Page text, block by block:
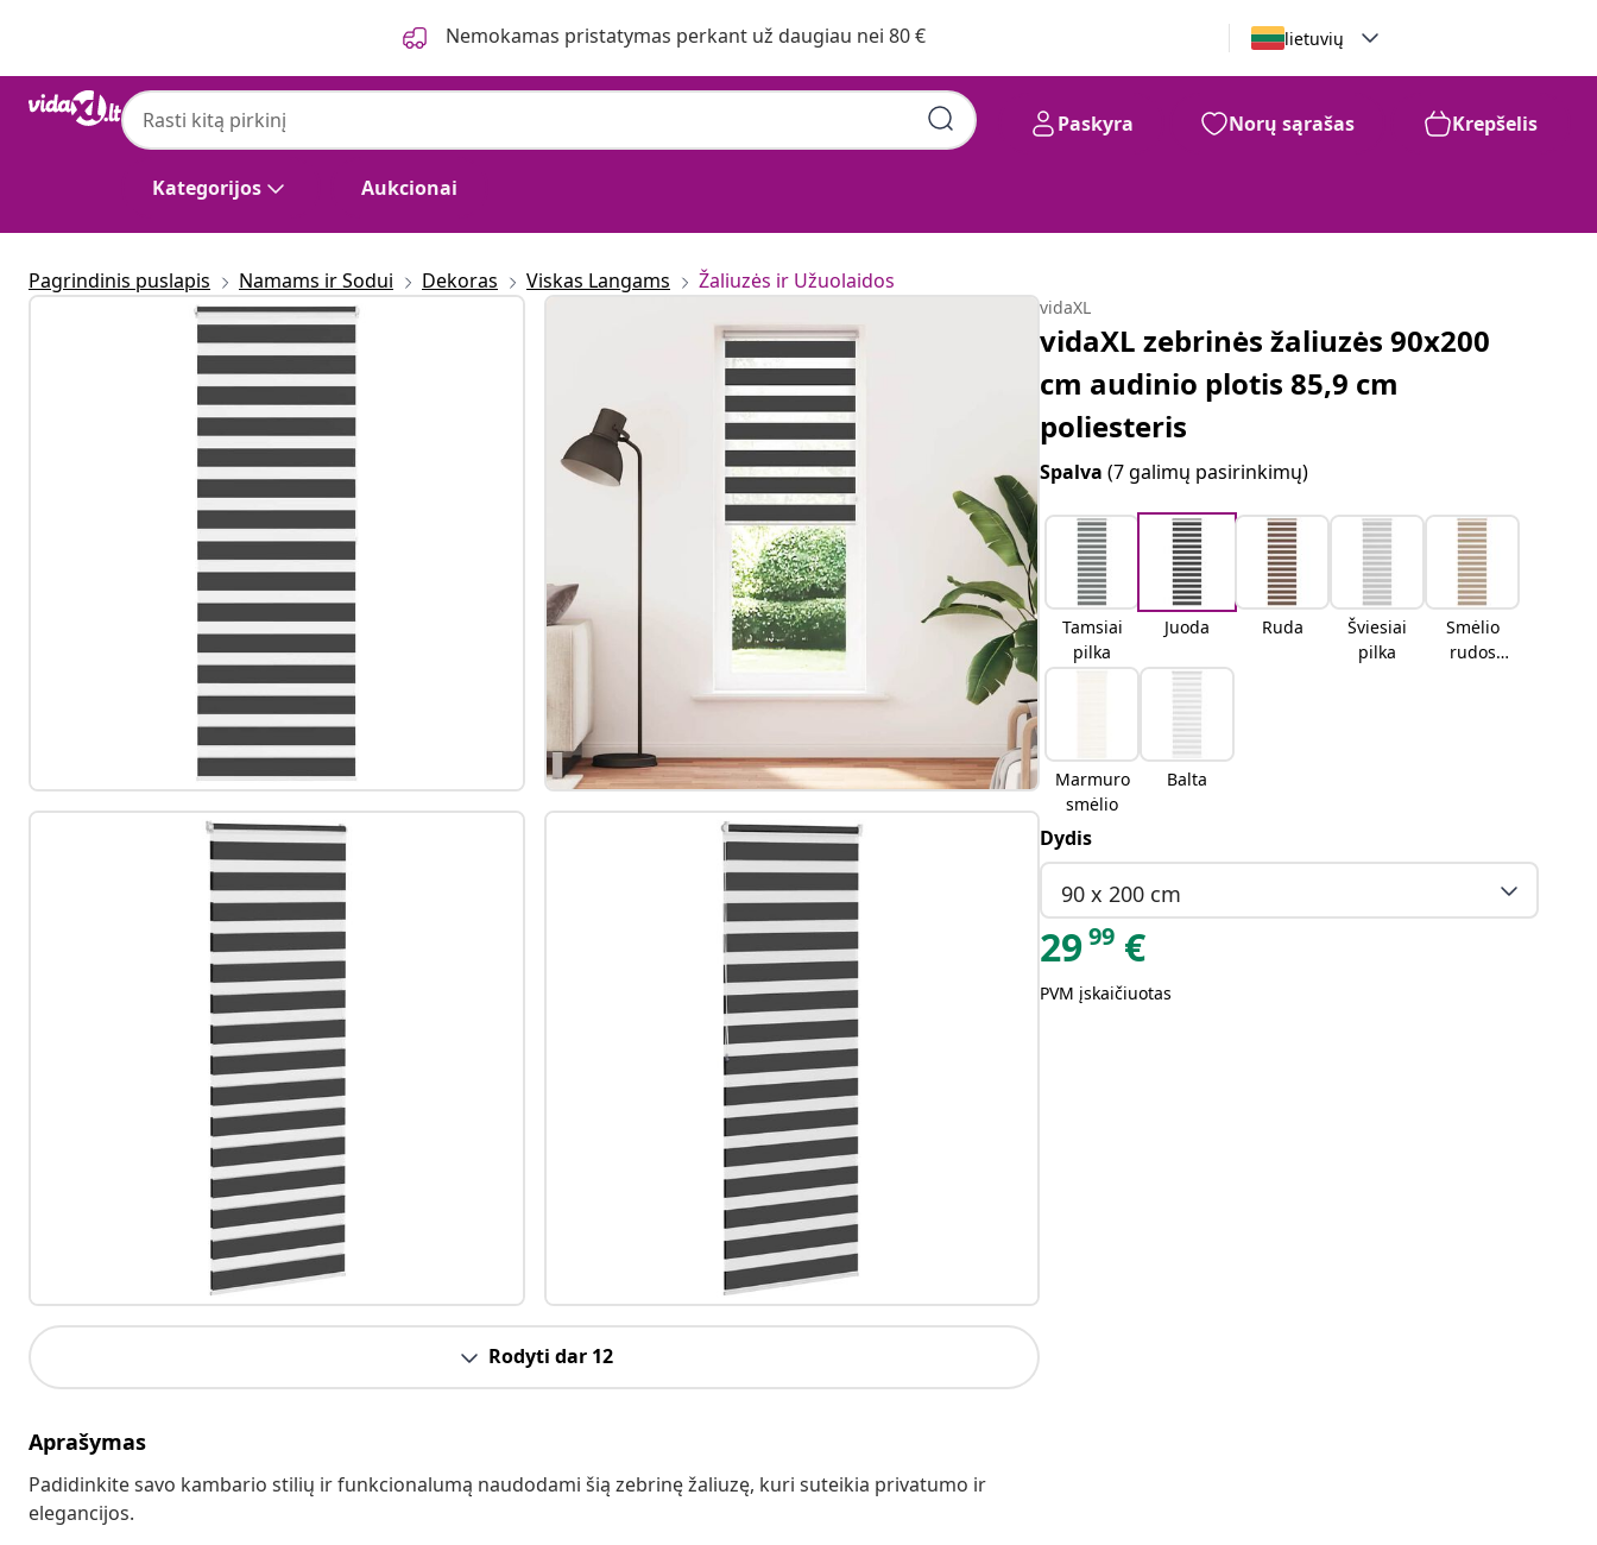
Nemokamas pristatymas perkant už daugiau nei 80 € lietuvių
Kategorijos Aukcionai
Paskyra Norų sąrašas Krepšelis
Pagrindinis puslapis Namams ir Sodui Dekoras Viskas Langams Žaliuzės ir Užuolaidos
Rodyti dar 12
Aprašymas
Padidinkite savo kambario stilių ir funkcionalumą naudodami šią zebrinę žaliuzę, kuri suteikia privatumo ir
elegancijos.
vidaXL
vidaXL zebrinės žaliuzės 90x200
cm audinio plotis 85,9 cm
poliesteris
Spalva(7 galimų pasirinkimų)
Tamsiai
pilka
Juoda Ruda
Šviesiai
pilka
Smėlio
rudos
Marmuro
smėlio
Balta
Dydis
90 x 200 cm
2999 €
PVM įskaičiuotas